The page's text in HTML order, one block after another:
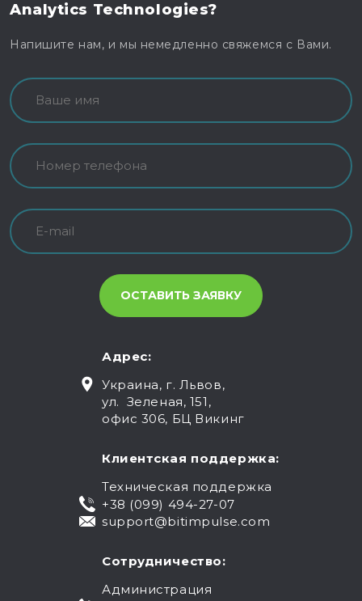
Analytics Technologies?
Напишите нам, и мы немедленно свяжемся с Вами.
Адрес:
Украина, г. Львов,
ул. Зеленая, 151,
офис 306, БЦ Викинг
Клиентская поддержка:
Техническая поддержка
+38 (099) 494-27-07
support@bitimpulse.com
Сотрудничество:
Администрация